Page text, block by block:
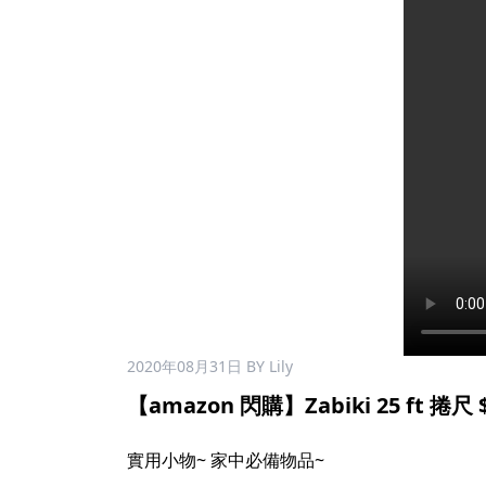
2020年08月31日 BY Lily
【amazon 閃購】Zabiki 25 ft 捲尺
實用小物~ 家中必備物品~